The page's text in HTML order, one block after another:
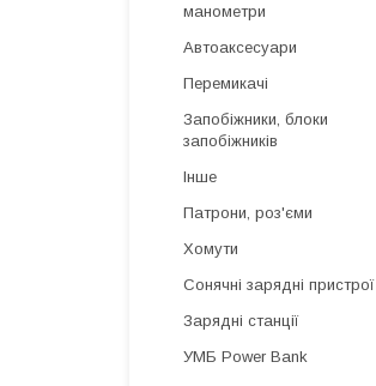
манометри
Автоаксесуари
Перемикачі
Запобіжники, блоки
запобіжників
Інше
Патрони, роз'єми
Хомути
Сонячні зарядні пристрої
Зарядні станції
УМБ Power Bank